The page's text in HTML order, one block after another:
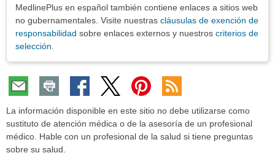
MedlinePlus en español también contiene enlaces a sitios web
no gubernamentales. Visite nuestras cláusulas de exención de
responsabilidad sobre enlaces externos y nuestros criterios de
selección
La información disponible en este sitio no debe utilizarse como
sustituto de atención médica o de la asesoría de un profesional
médico. Hable con un profesional de la salud si tiene preguntas
sobre su salud.